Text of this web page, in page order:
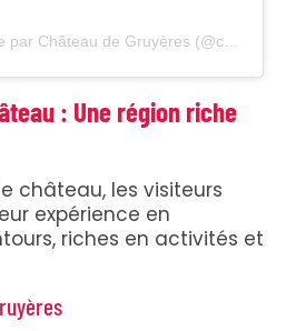
: Une région riche
château, les visiteurs
expérience en
riches en activités et